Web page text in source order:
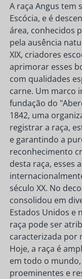
A raça Angus tem
Escócia, e é
área, conhecidos
pela ausência
XIX, criadores
aprimorar esses
com qualidades
carne. Um marco
fundação do
1842, uma
registrar a raça,
e garantindo a
reconhecimento
desta raça, esses
século XX. No
consolidou em
Estados Unidos e
raça pode ser
caracterizada por
Hoje, a raça é
em todo o
proeminentes e